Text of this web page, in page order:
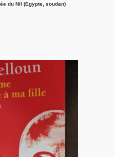
du Nil (Egypte, soudan)